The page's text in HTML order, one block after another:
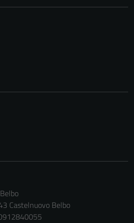
Castelnuovo Belbo